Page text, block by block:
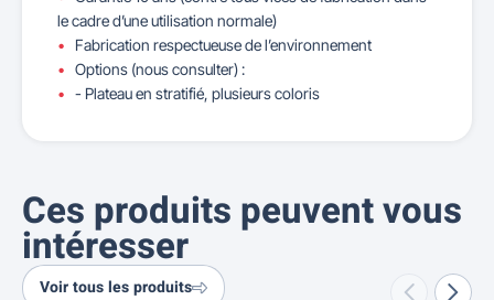
le cadre d’une utilisation normale)
Fabrication respectueuse de l’environnement
Options (nous consulter) :
- Plateau en stratifié, plusieurs coloris
Ces produits peuvent vous
intéresser
Voir tous les produits